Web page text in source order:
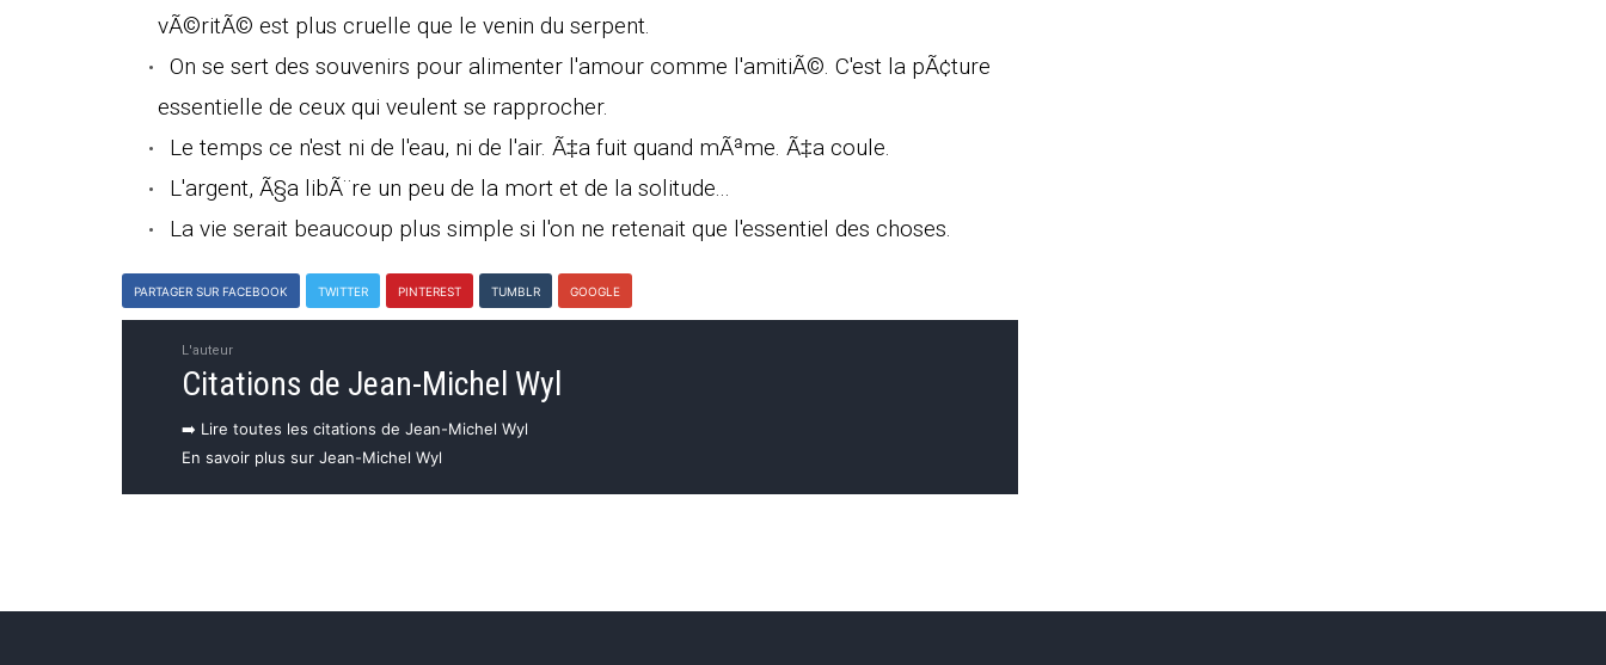
vÃ©ritÃ© est plus cruelle que le venin du serpent.
On se sert des souvenirs pour alimenter l'amour comme l'amitiÃ©. C'est la pÃ¢ture
essentielle de ceux qui veulent se rapprocher.
Le temps ce n'est ni de l'eau, ni de l'air. Ã‡a fuit quand mÃªme. Ã‡a coule.
L'argent, Ã§a libÃ¨re un peu de la mort et de la solitude...
La vie serait beaucoup plus simple si l'on ne retenait que l'essentiel des choses.
PARTAGER SUR FACEBOOK TWITTER PINTEREST TUMBLR GOOGLE
L'auteur
Citations de Jean-Michel Wyl
➡️ Lire toutes les citations de Jean-Michel Wyl
En savoir plus sur Jean-Michel Wyl